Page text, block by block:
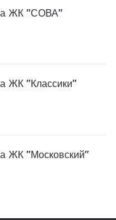
ЖК "СОВА"
ЖК "Классики"
ЖК "Московский"